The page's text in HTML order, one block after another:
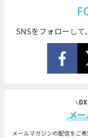
ジ
「
SNSをフォローして
メ
メールマガジンの配信をご